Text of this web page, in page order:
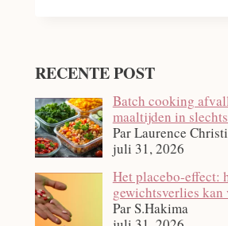
RECENTE POST
Batch cooking
maaltijden in
Par Laurence
juli 31, 2026
Het placebo-effect:
gewichtsverlies kan
Par S.Hakima